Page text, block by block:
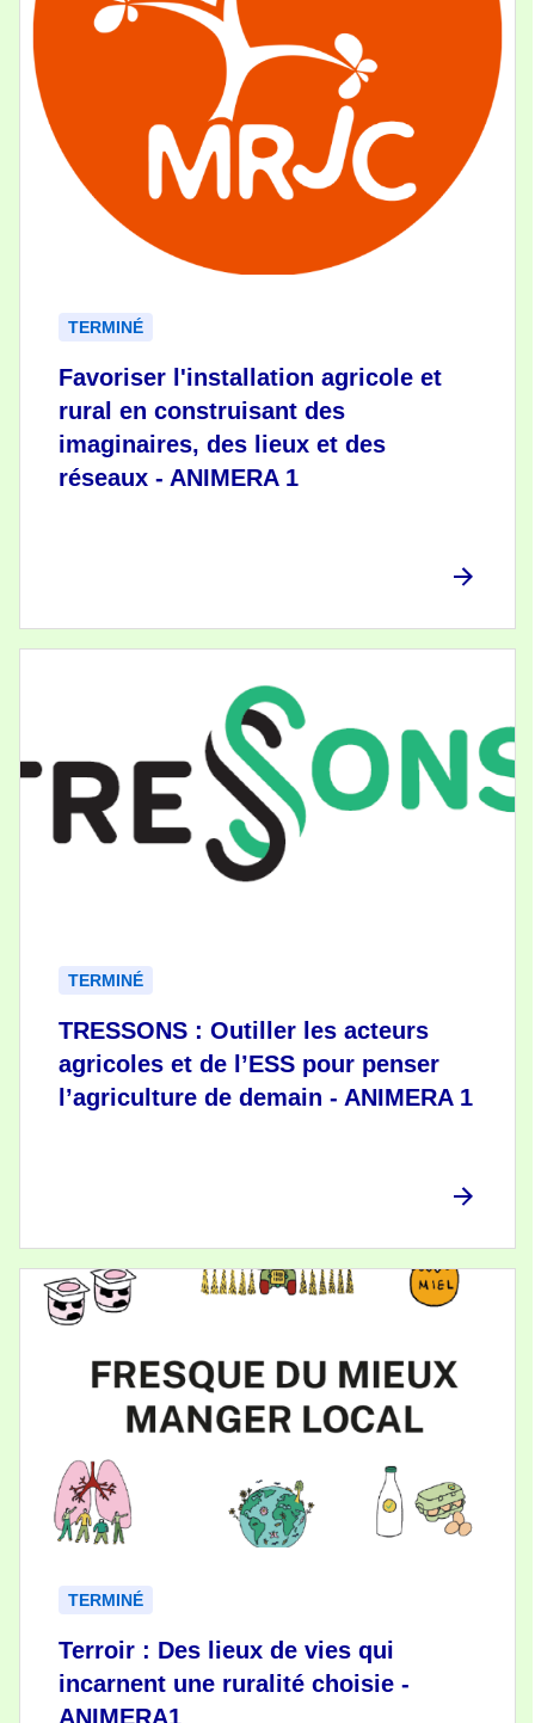
Favoriser l'installation agricole et
rural en construisant des
imaginaires, des lieux et des
réseaux - ANIMERA 1
TERMINÉ
TRESSONS : Outiller les acteurs
agricoles et de l’ESS pour penser
l’agriculture de demain - ANIMERA 1
TERMINÉ
Terroir : Des lieux de vies qui
incarnent une ruralité choisie -
ANIMERA1
TERMINÉ